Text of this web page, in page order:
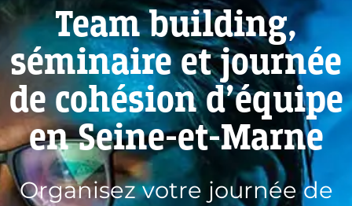
Team building,
séminaire et journée
de cohésion d’équipe
en Seine-et-Marne
Organisez votre journée de